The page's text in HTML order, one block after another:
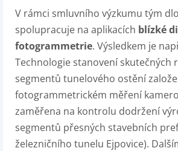
V rámci smluvního výzkumu tým
spolupracuje na aplikacích blízké
fotogrammetrie. Výsledkem je
Technologie stanovení skutečných
segmentů tunelového ostění
fotogrammetrickém měření
zaměřena na kontrolu dodržení
segmentů přesných stavebních
železničního tunelu Ejpovice).